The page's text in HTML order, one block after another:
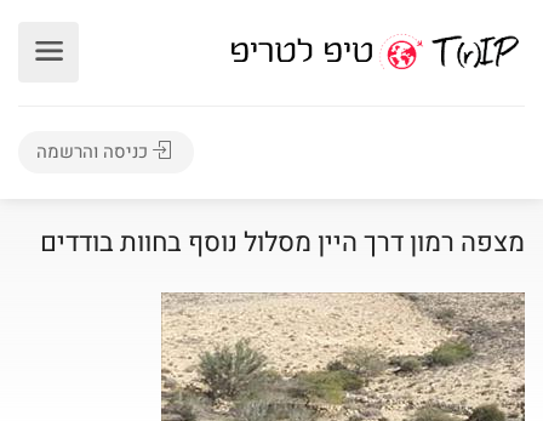
כניסה והרשמה
מצפה רמון דרך היין מסלול נוסף בחוות בודדים